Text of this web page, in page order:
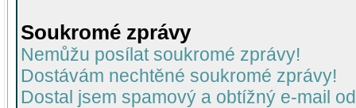
Soukromé zprávy
Nemůžu posílat soukromé zprávy!
Dostávám nechtěné soukromé zprávy!
Dostal jsem spamový a obtížný e-mail